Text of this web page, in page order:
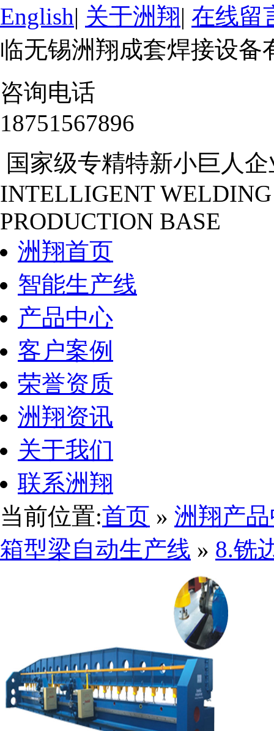
English| 关于洲翔| 在线留
临无锡洲翔成套焊接设备
咨询电话
18751567896
国家级专精特新小巨人企
INTELLIGENT
PRODUCTION BASE
洲翔首页
智能生产线
产品中心
客户案例
荣誉资质
洲翔资讯
关于我们
联系洲翔
当前位置:首页 » 洲翔产
箱型梁自动生产线 » 8.铣